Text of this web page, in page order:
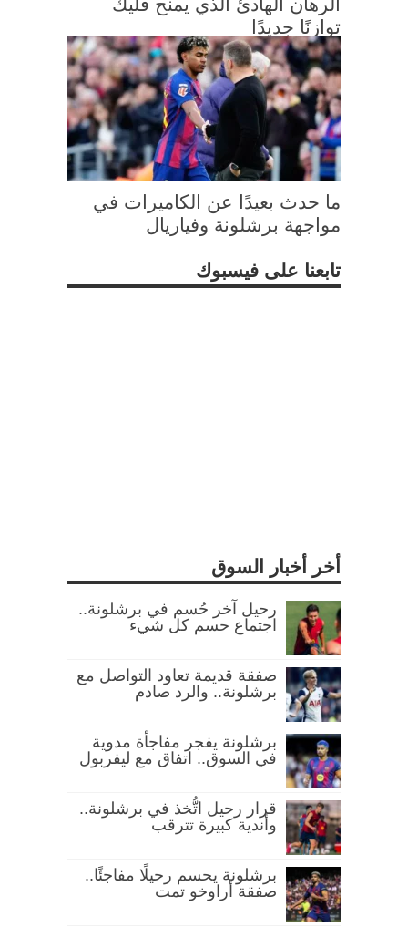
توازنًا جديدًا
ما حدث بعيدًا عن الكاميرات في
مواجهة برشلونة وفياريال
تابعنا على فيسبوك
أخر أخبار السوق
رحيل آخر حُسم في برشلونة..
اجتماع حسم كل شيء
صفقة قديمة تعاود التواصل مع
برشلونة.. والرد صادم
برشلونة يفجر مفاجأة مدوية
في السوق.. اتفاق مع ليفربول
قرار رحيل اتُّخذ في برشلونة..
وأندية كبيرة تترقب
برشلونة يحسم رحيلًا مفاجئًا..
صفقة أراوخو تمت